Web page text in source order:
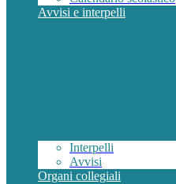
Avvisi e interpelli
Interpelli
Avvisi
Organi collegiali